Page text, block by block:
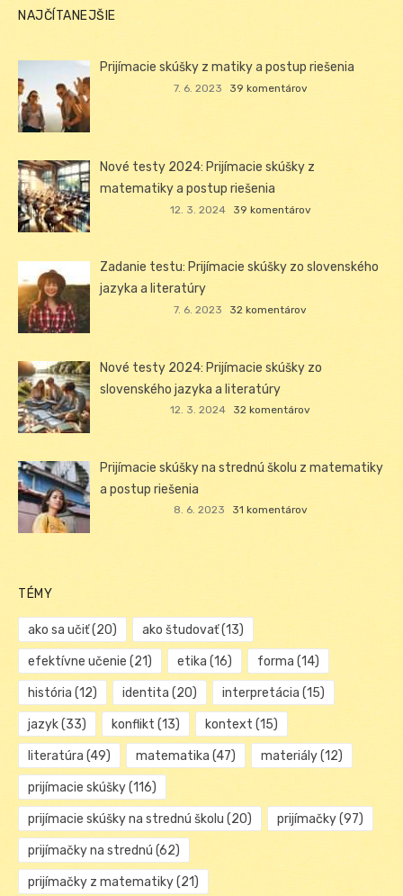
NAJČÍTANEJŠIE
Prijímacie skúšky z matiky a postup riešenia
7. 6. 2023 39 komentárov
Nové testy 2024: Prijímacie skúšky z
matematiky a postup riešenia
12. 3. 2024 39 komentárov
Zadanie testu: Prijímacie skúšky zo slovenského
jazyka a literatúry
7. 6. 2023 32 komentárov
Nové testy 2024: Prijímacie skúšky zo
slovenského jazyka a literatúry
12. 3. 2024 32 komentárov
Prijímacie skúšky na strednú školu z matematiky
a postup riešenia
8. 6. 2023 31 komentárov
TÉMY
ako sa učiť(20) ako študovať(13)
efektívne učenie (21) etika (16) forma (14)
história (12) identita (20) interpretácia (15)
jazyk(33) konflikt (13) kontext (15)
literatúra (49) matematika (47) materiály(12)
prijímacie skúšky(116)
prijímacie skúšky na strednú školu (20) prijímačky(97)
prijímačky na strednú (62)
prijímačky z matematiky(21)